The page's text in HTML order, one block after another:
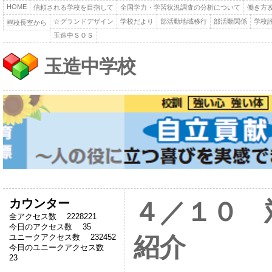
HOME 信頼される学校を目指して 全国学力・学習状況調査の分析について 働き方
🆕校長室から ☆グランドデザイン 学校だより 部活動地域移行 部活動関係
学校
玉造中ＳＯＳ
玉造中学校
カウンター
全アクセス数 2228221
今日のアクセス数 35
ユニークアクセス数 232452
今日のユニークアクセス数
23
４／１０
紹介